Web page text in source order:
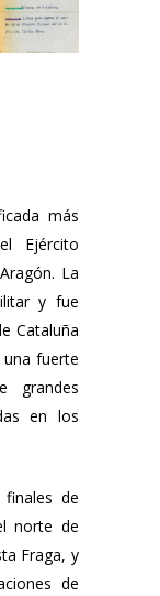
más
Ejército
La
y fue
Cataluña
fuerte
grandes
en los
de
norte de
Fraga, y
de